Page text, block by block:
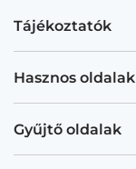
Tájékoztatók
Hasznos oldalak
Gyűjtő oldalak